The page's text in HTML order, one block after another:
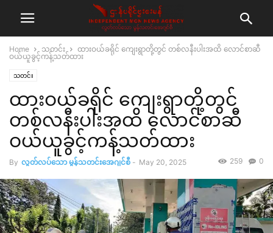
Home သတင်း
ထားဝယ်ခရိုင် ကျေးရွာတို့တွင် တစ်လနီးပါးအထိ လောင်စာဆီ
ဝယ်ယူခွင့်ကန့်သတ်ထား
သတင်း
ထားဝယ်ခရိုင် ကျေးရွာတို့တွင်
တစ်လနီးပါးအထိ လောင်စာဆီ
ဝယ်ယူခွင့်ကန့်သတ်ထား
By လွတ်လပ်သော မွန်သတင်းအေဂျင်စီ - May 20, 2025 0
259